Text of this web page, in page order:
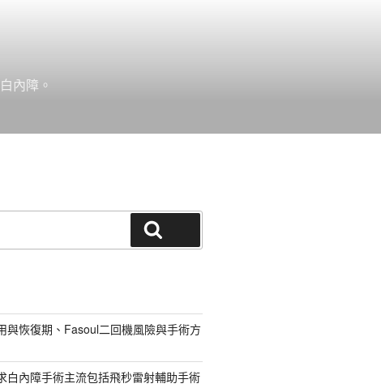
內障。
與恢復期、Fasoul二回機風險與手術方
白內障手術主流包括飛秒雷射輔助手術